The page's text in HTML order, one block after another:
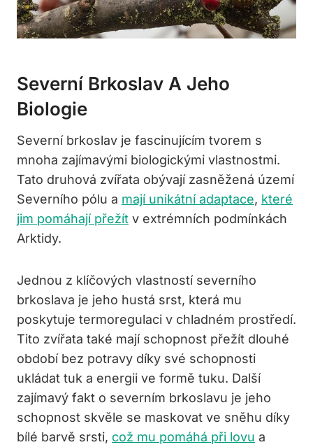
Severní Brkoslav A Jeho
Biologie
Severní brkoslav je fascinujícím tvorem s
mnoha zajímavými biologickými vlastnostmi.
Tato druhová zvířata obývají zasněžená území
Severního pólu a mají unikátní adaptace, které
jim pomáhají přežít v extrémních podmínkách
Arktidy.
Jednou z klíčových vlastností severního
brkoslava je jeho hustá srst, která mu
poskytuje termoregulaci v chladném prostředí.
Tito zvířata také mají schopnost přežít dlouhé
období bez potravy díky své schopnosti
ukládat tuk a energii ve formě tuku. Další
zajímavý fakt o severním brkoslavu je jeho
schopnost skvěle se maskovat ve sněhu díky
bílé barvě srsti, což mu pomáhá při lovu a